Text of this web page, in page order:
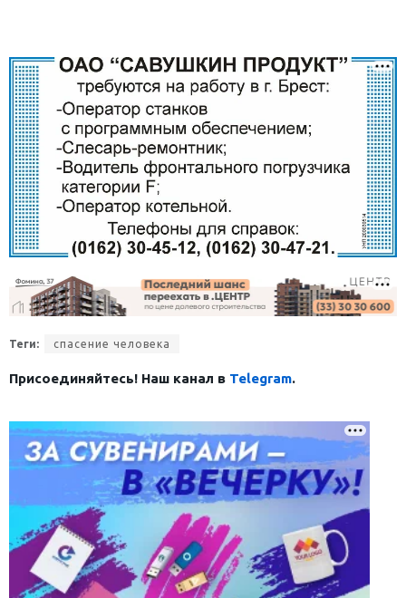
Теги: спасение человека
Присоединяйтесь! Наш канал в Telegram.